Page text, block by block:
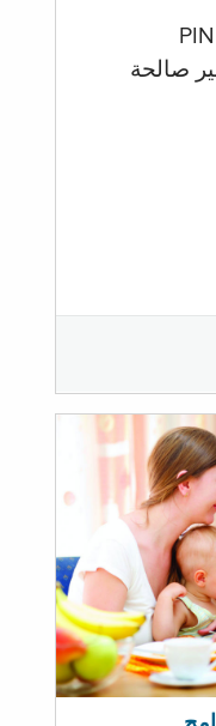
صالحة